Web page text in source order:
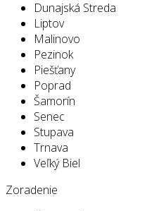
Dunajská Streda
Liptov
Malinovo
Pezinok
Piešťany
Poprad
Šamorín
Senec
Stupava
Trnava
Veľký Biel
Zoradenie